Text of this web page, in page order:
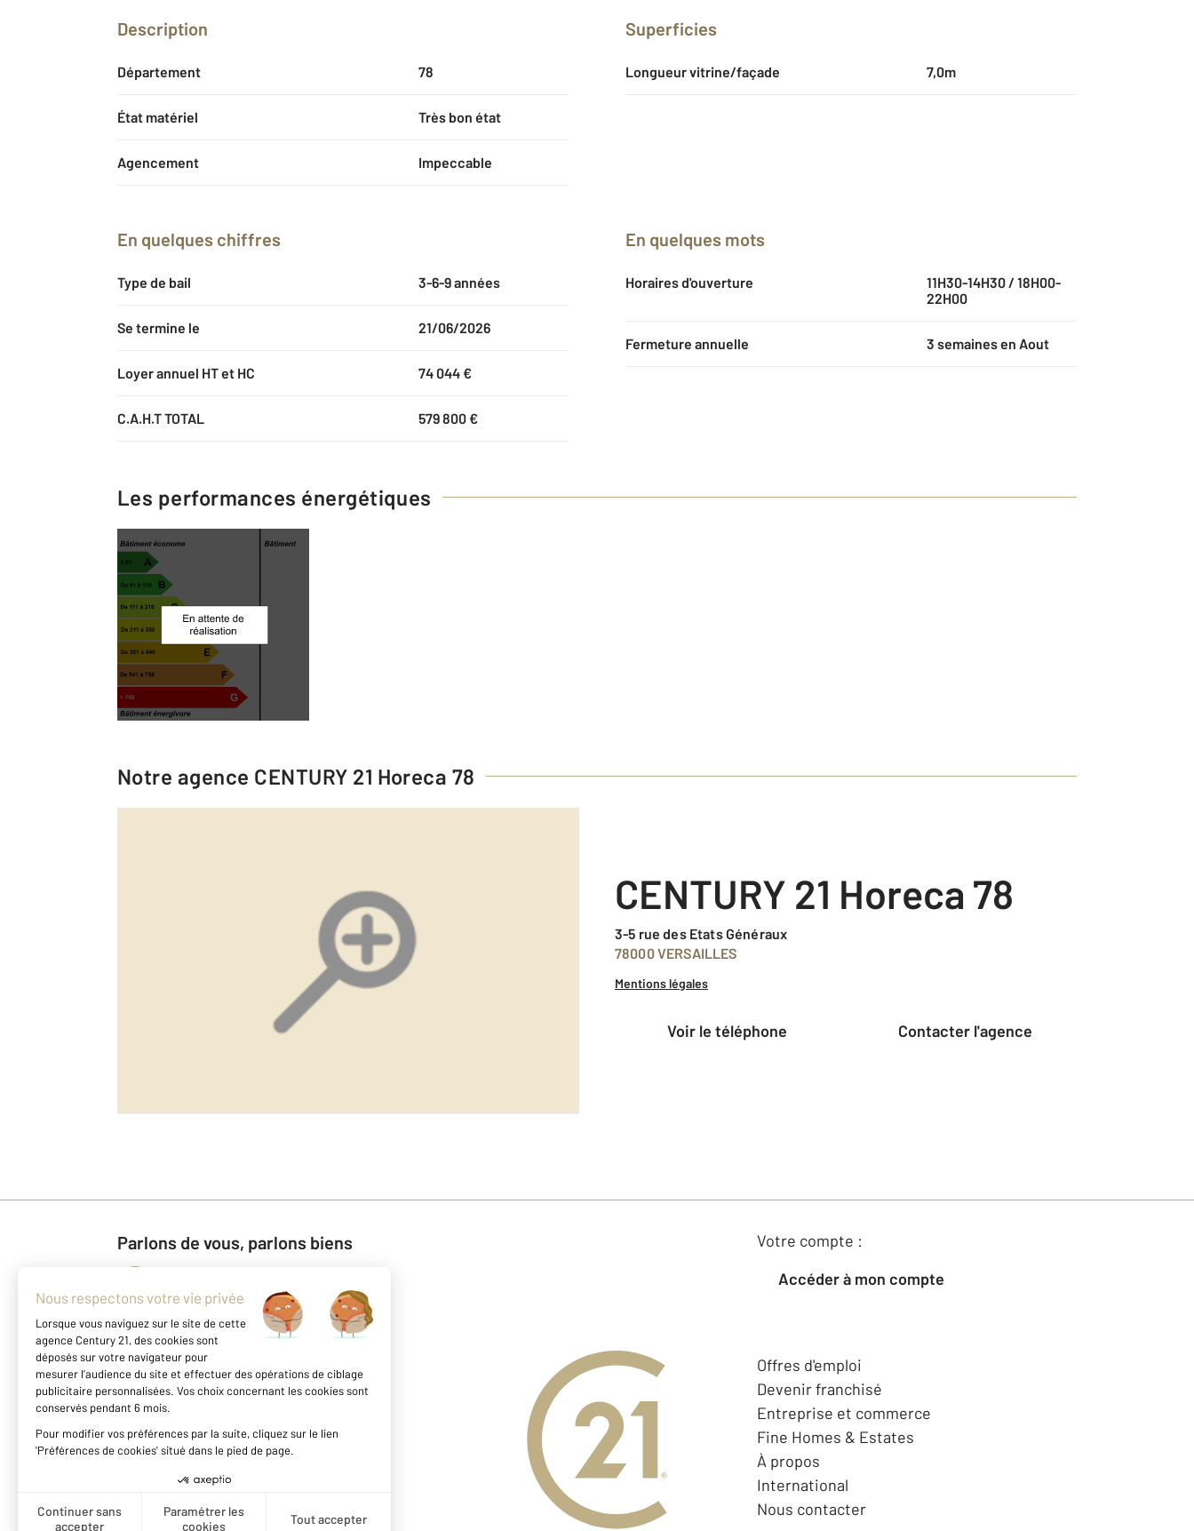
Description
Département 78
État matériel Très bon état
Agencement Impeccable
Superficies
Longueur vitrine/façade 7,0m
En quelques chiffres
Type de bail 3-6-9 années
Se termine le 21/06/2026
Loyer annuel HT et HC 74 044 €
C.A.H.T TOTAL 579 800 €
En quelques mots
Horaires d'ouverture
11H30-14H30 / 18H00-
22H00
Fermeture annuelle 3 semaines en Aout
Les performances énergétiques
Notre agence CENTURY 21 Horeca 78
CENTURY 21 Horeca 78
3-5 rue des Etats Généraux
78000 VERSAILLES
Mentions légales
voir le téléphone Contacter l'agence
Parlons de vous, parlons biens
Votre compte :
Accéder à mon compte
Offres d'emploi
Devenir franchisé
Entreprise et commerce
Fine Homes & Estates
À propos
International
Nous contacter